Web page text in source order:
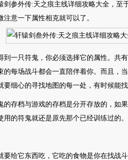
剑参外传:天之痕主线详细攻略大全，至
意一下属性相克就可以了。
到一只符鬼，你必须选择它的属性。共
的每场战斗都会一直陪伴着你。而且，
细心的寻找地图的每一处，有时候能找
的存档与游戏的存档是分开存放的，如
的符鬼就还是原先那个已经训练过的。
要给它东西吃，它吃的食物是你在找战